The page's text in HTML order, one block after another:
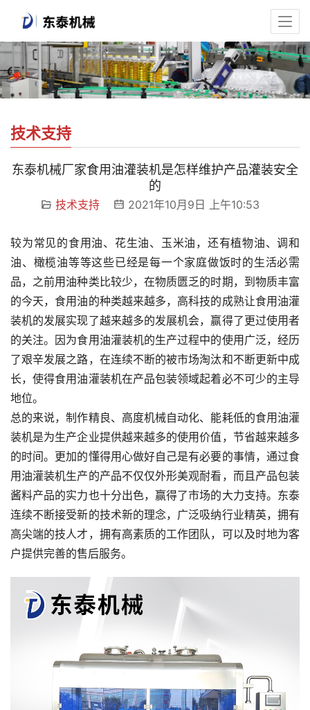
技术支持
东泰机械厂家食用油灌装机是怎样维护产品灌装安全
的
技术支持 2021年10月9日 上午10:53
较为常见的食用油、花生油、玉米油，还有植物油、调和
油、橄榄油等等这些已经是每一个家庭做饭时的生活必需
品，之前用油种类比较少，在物质匮乏的时期，到物质丰富
的今天，食用油的种类越来越多，高科技的成熟让食用油灌
装机的发展实现了越来越多的发展机会，赢得了更过使用者
的关注。因为食用油灌装机的生产过程中的使用广泛，经历
了艰辛发展之路，在连续不断的被市场淘汰和不断更新中成
长，使得食用油灌装机在产品包装领域起着必不可少的主导
地位。
总的来说，制作精良、高度机械自动化、能耗低的食用油灌
装机是为生产企业提供越来越多的使用价值，节省越来越多
的时间。更加的懂得用心做好自己是有必要的事情，通过食
用油灌装机生产的产品不仅仅外形美观耐看，而且产品包装
酱料产品的实力也十分出色，赢得了市场的大力支持。东泰
连续不断接受新的技术新的理念，广泛吸纳行业精英，拥有
高尖端的技人才，拥有高素质的工作团队，可以及时地为客
户提供完善的售后服务。